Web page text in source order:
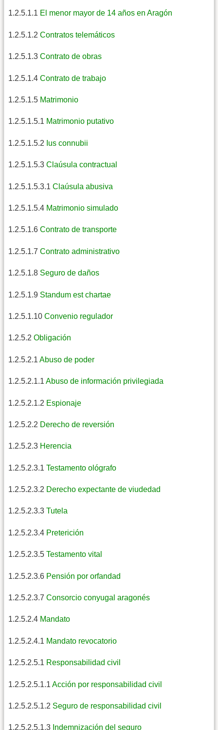
1.2.5.1.1 El menor mayor de 14 años en Aragón
1.2.5.1.2 Contratos telemáticos
1.2.5.1.3 Contrato de obras
1.2.5.1.4 Contrato de trabajo
1.2.5.1.5 Matrimonio
1.2.5.1.5.1 Matrimonio putativo
1.2.5.1.5.2 Ius connubii
1.2.5.1.5.3 Claúsula contractual
1.2.5.1.5.3.1 Claúsula abusiva
1.2.5.1.5.4 Matrimonio simulado
1.2.5.1.6 Contrato de transporte
1.2.5.1.7 Contrato administrativo
1.2.5.1.8 Seguro de daños
1.2.5.1.9 Standum est chartae
1.2.5.1.10 Convenio regulador
1.2.5.2 Obligación
1.2.5.2.1 Abuso de poder
1.2.5.2.1.1 Abuso de información privilegiada
1.2.5.2.1.2 Espionaje
1.2.5.2.2 Derecho de reversión
1.2.5.2.3 Herencia
1.2.5.2.3.1 Testamento ológrafo
1.2.5.2.3.2 Derecho expectante de viudedad
1.2.5.2.3.3 Tutela
1.2.5.2.3.4 Preterición
1.2.5.2.3.5 Testamento vital
1.2.5.2.3.6 Pensión por orfandad
1.2.5.2.3.7 Consorcio conyugal aragonés
1.2.5.2.4 Mandato
1.2.5.2.4.1 Mandato revocatorio
1.2.5.2.5.1 Responsabilidad civil
1.2.5.2.5.1.1 Acción por responsabilidad civil
1.2.5.2.5.1.2 Seguro de responsabilidad civil
1.2.5.2.5.1.3 Indemnización del seguro